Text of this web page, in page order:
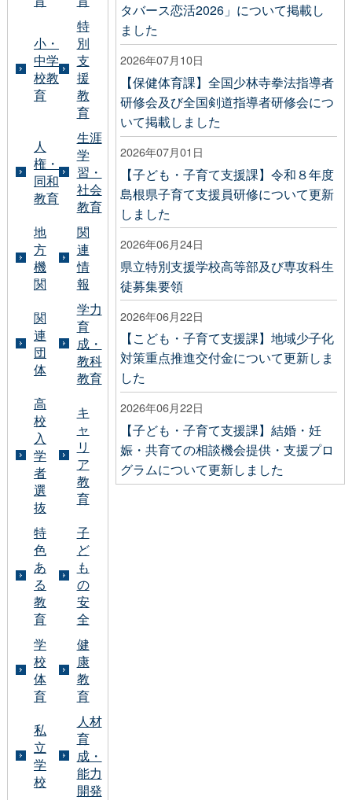
タバース恋活2026」について掲載し
ました
2026年07月10日
【保健体育課】全国少林寺拳法指導者
研修会及び全国剣道指導者研修会につ
いて掲載しました
2026年07月01日
【子ども・子育て支援課】令和８年度
島根県子育て支援員研修について更新
しました
2026年06月24日
県立特別支援学校高等部及び専攻科生
徒募集要領
2026年06月22日
【こども・子育て支援課】地域少子化
対策重点推進交付金について更新しま
した
2026年06月22日
【子ども・子育て支援課】結婚・妊
娠・共育ての相談機会提供・支援プロ
グラムについて更新しました
小・
中学
校教
育
特
別
支
援
教
育
人
権・
同和
教育
生涯
学
習・
社会
教育
地
方
機
関
関
連
情
報
関
連
団
体
学力
育
成・
教科
教育
高
校
入
学
者
選
抜
キ
ャ
リ
ア
教
育
特
色
あ
る
教
育
子
ど
も
の
安
全
学
校
体
育
健
康
教
育
私
立
学
校
人材
育
成・
能力
開発